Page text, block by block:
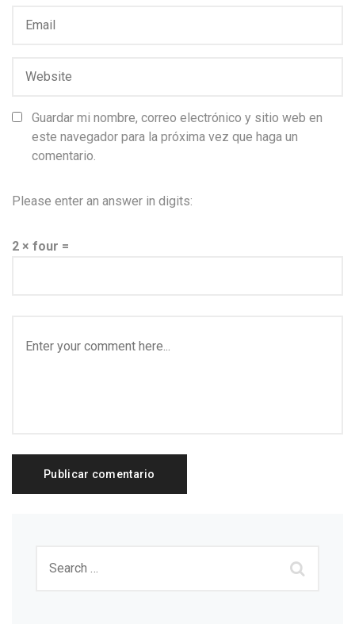
Guardar mi nombre, correo electrónico y sitio web en
este navegador para la próxima vez que haga un
comentario.
Please enter an answer in digits:
2 × four =